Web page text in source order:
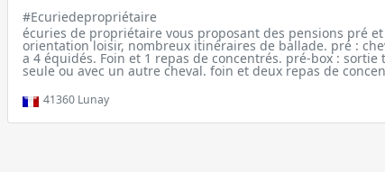
#Ecuriedepropriétaire
écuries de propriétaire vous proposant des pensions pré
orientation loisir, nombreux itinéraires de ballade. pré :
a 4 équidés. Foin et 1 repas de concentrés. pré-box : sortie
seule ou avec un autre cheval. foin et deux repas de
41360 Lunay